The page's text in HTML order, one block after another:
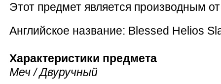
Этот предмет является производным
Английское название: Blessed Helios
Характеристики предмета
Меч / Двуручный